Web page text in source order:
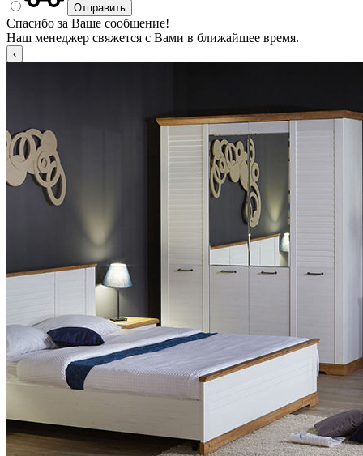
Спасибо за Ваше сообщение!
Наш менеджер свяжется с Вами в ближайшее время.